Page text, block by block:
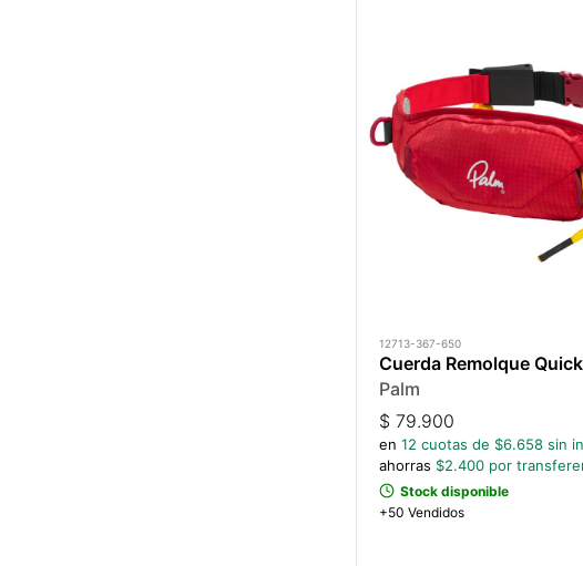
12713-367-650
Cuerda Remolque
Palm
$ 79.900
en 12 cuotas de $6.658 sin
ahorras $2.400 por
Stock disponible
+50 Vendidos